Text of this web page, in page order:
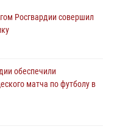
для участников сбора
митинге, посвященном
области
Росгвардии совершил
обеспечили
матча по футболу в